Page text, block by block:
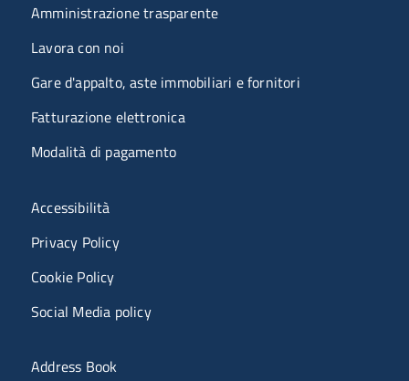
Amministrazione trasparente
Lavora con noi
Gare d'appalto, aste immobiliari e fornitori
Fatturazione elettronica
Modalità di pagamento
Menù riferimenti
Accessibilità
Privacy Policy
Cookie Policy
Social Media policy
Menu portale
Address Book